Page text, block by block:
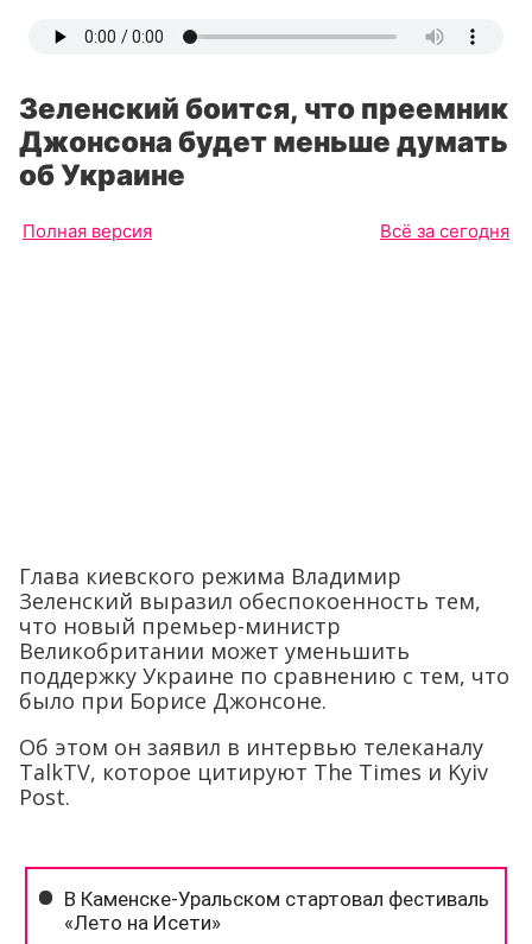
Зеленский боится, что преемник
Джонсона будет меньше думать
об Украине
Полная версия Всё за сегодня
Глава киевского режима Владимир
Зеленский выразил обеспокоенность тем,
что новый премьер-министр
Великобритании может уменьшить
поддержку Украине по сравнению с тем, что
было при Борисе Джонсоне.
Об этом он заявил в интервью телеканалу
TalkTV, которое цитируют The Times и Kyiv
Post.